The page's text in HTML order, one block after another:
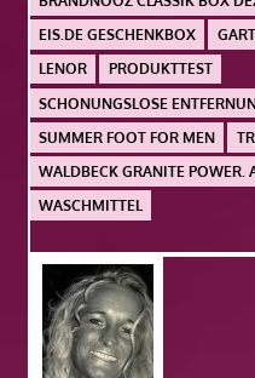
EIS.DE GESCHENKBOX
LENOR
PRODUKTTEST
SCHONUNGSLOSE
SUMMER FOOT FOR MEN
WALDBECK GRANITE POWER.
WASCHMITTEL